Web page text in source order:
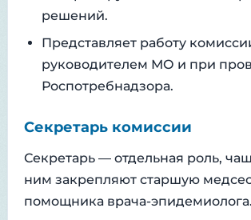
решений.
Представляет работу
руководителем МО и при
Роспотребнадзора.
Секретарь комиссии
Секретарь — отдельная роль,
ним закрепляют старшую
помощника врача-